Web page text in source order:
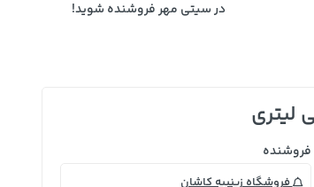
در سیتی مهر فروشنده شوید!
فروشنده
فروشگاه زینبیه کاشان